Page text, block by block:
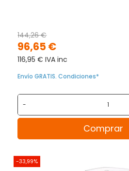
96,65 €
144,26 €
116,95 € IVA inc
Envío GRATIS. Condiciones*
-
Comprar
-33,99%